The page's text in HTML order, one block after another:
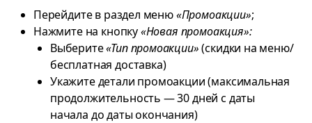
Перейдите в раздел меню«Промоакции»;
Нажмите на кнопку«Новая промоакция»:
Выберите«Тип промоакции»(скидки на меню/
бесплатная доставка)
Укажите детали промоакции (максимальная
продолжительность — 30 дней с даты
начала до даты окончания)